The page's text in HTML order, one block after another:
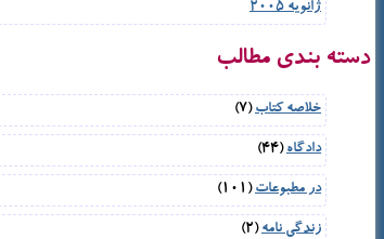
ژانویه 2005
دسته بندی مطالب
خلاصه کتاب(7)
دادگاه(44)
در مطبوعات(101)
زندگی نامه(2)